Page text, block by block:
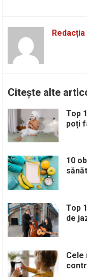
Redacția
Citește alte
Top
poți
10
Top
de
Cele